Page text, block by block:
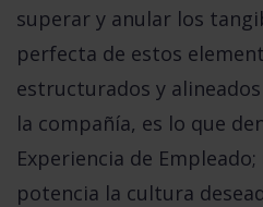
superar y anular los
perfecta de estos
estructurados y
la compañía, es lo que
Experiencia de
potencia la cultura